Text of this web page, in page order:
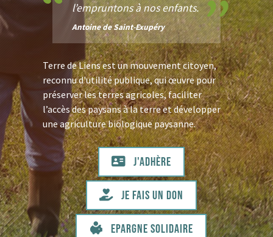
l’empruntons à nos enfants.
Antoine de Saint-Exupéry
Terre de Liens est un mouvement citoyen,
reconnu d'utilité publique, qui œuvre pour
préserver les terres agricoles, faciliter
l’accès des paysans à la terre et développer
une agriculture biologique paysanne.
J'adhère
Je fais un don
Epargne solidaire